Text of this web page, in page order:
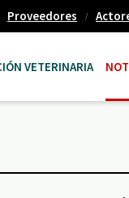
Proveedores
VETERINARIA